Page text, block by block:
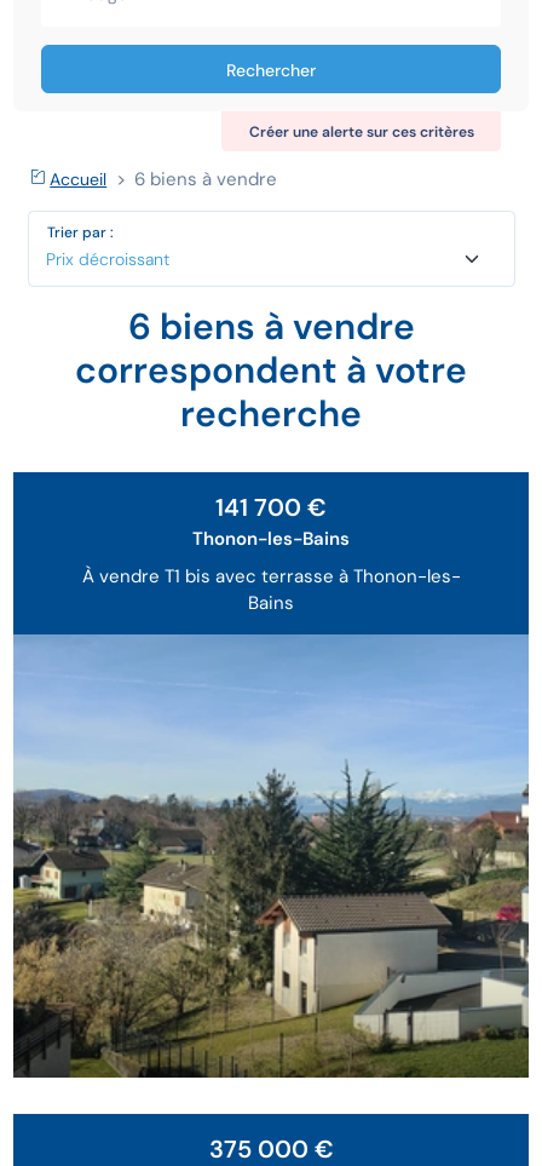
Rechercher
Créer une alerte sur ces critères
Accueil 6 biens à vendre
Trier par :
6 biens à vendre
correspondent à votre
recherche
À vendre T1 bis avec terrasse à Thonon-les-
Bains
141 700 €
Thonon-les-Bains
375 000 €